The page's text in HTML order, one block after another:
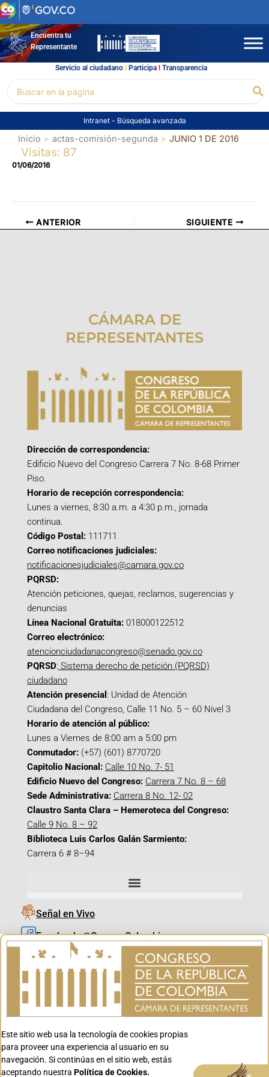
Ir
al
contenidoEncuentra tu
Representante
Servicio al ciudadano l Participal Transparencia
por:
Intranet - Búsqueda avanzada
Inicio actas-comisión-segunda JUNIO 1 DE 2016
Visitas: 87
01/06/2016
ANTERIOR SIGUIENTE
CÁMARA DE
REPRESENTANTES
Dirección de correspondencia:
Edificio Nuevo del Congreso Carrera 7 No. 8-68 Primer
Piso.
Horario de recepción correspondencia:
Lunes a viernes, 8:30 a.m. a 4:30 p.m., jornada
continua.
Código Postal: 111711
Correo notificaciones judiciales:
notificacionesjudiciales@camara.gov.co
PQRSD:
Atención peticiones, quejas, reclamos, sugerencias y
denuncias
Línea Nacional Gratuita: 018000122512
Correo electrónico:
atencionciudadanacongreso@senado.gov.co
PQRSD: Sistema derecho de petición (PQRSD)
ciudadano
Atención presencial : Unidad de Atención
Ciudadana del Congreso, Calle 11 No. 5 – 60 Nivel 3
Horario de atención al público:
Lunes a Viernes de 8:00 am a 5:00 pm
Conmutador: (+57) (601) 8770720
Capitolio Nacional: Calle 10 No. 7- 51
Edificio Nuevo del Congreso: Carrera 7 No. 8 – 68
Sede Administrativa: Carrera 8 No. 12- 02
Claustro Santa Clara – Hemeroteca del Congreso:
Calle 9 No. 8 – 92
Biblioteca Luis Carlos Galán Sarmiento:
Carrera 6 # 8–94
Señal en Vivo
Facebook_@CamaraColombia
Instagram_@CamaraColombia
X_@CamaraColombia
Youtube_@CamaraColombia
Youtube_@CanalCongreso
Este sitio web usa la tecnología de cookies propias
para proveer una experiencia al usuario en su
navegación. Si continúas en el sitio web, estás
aceptando nuestra Política de Cookies. Aceptar